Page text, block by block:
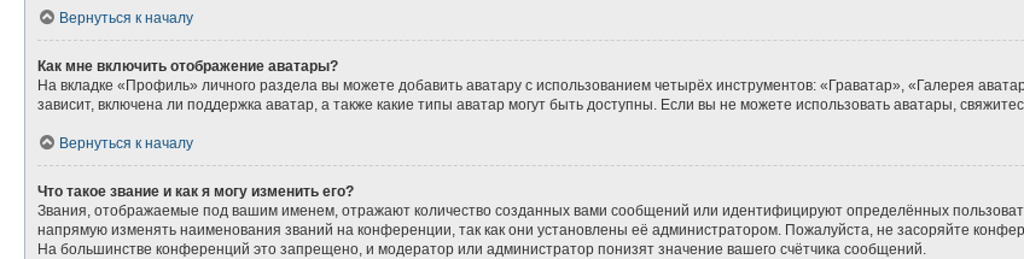
Вернуться к началу
Как мне включить отображение аватары?
На вкладке «Профиль» личного раздела вы можете добавить аватару с использованием четырёх инструментов: «Граватар», «Галерея
зависит, включена ли поддержка аватар, а также какие типы аватар могут быть доступны. Если вы не можете использовать аватары,
Вернуться к началу
Что такое звание и как я могу изменить его?
Звания, отображаемые под вашим именем, отражают количество созданных вами сообщений или идентифицируют определённых
напрямую изменять наименования званий на конференции, так как они установлены её администратором. Пожалуйста, не засоряйте
На большинстве конференций это запрещено, и модератор или администратор понизят значение вашего счётчика сообщений.